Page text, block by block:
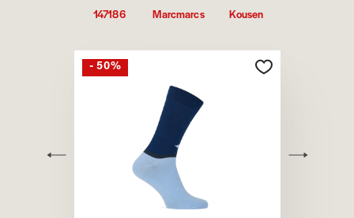
147186
Marcmarcs
Kousen
- 50%